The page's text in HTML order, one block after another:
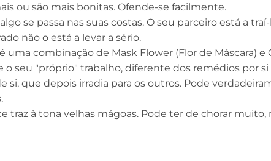
ou são mais bonitas. Ofende-se facilmente.
se passa nas suas costas. O seu parceiro está a
não o está a levar a sério.
uma combinação de Mask Flower (Flor de Máscara) e
o seu "próprio" trabalho, diferente dos remédios por si
que depois irradia para os outros. Pode
traz à tona velhas mágoas. Pode ter de chorar muito,